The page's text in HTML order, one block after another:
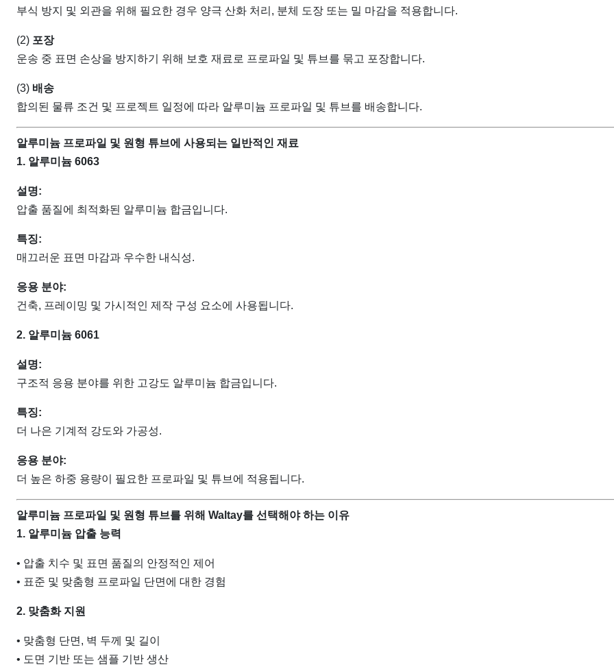
부식 방지 및 외관을 위해 필요한 경우 양극 산화 처리, 분체 도장 또는 밀 마감을 적용합니다.
(2) 포장
운송 중 표면 손상을 방지하기 위해 보호 재료로 프로파일 및 튜브를 묶고 포장합니다.
(3) 배송
합의된 물류 조건 및 프로젝트 일정에 따라 알루미늄 프로파일 및 튜브를 배송합니다.
알루미늄 프로파일 및 원형 튜브에 사용되는 일반적인 재료
1. 알루미늄 6063
설명:
압출 품질에 최적화된 알루미늄 합금입니다.
특징:
매끄러운 표면 마감과 우수한 내식성.
응용 분야:
건축, 프레이밍 및 가시적인 제작 구성 요소에 사용됩니다.
2. 알루미늄 6061
설명:
구조적 응용 분야를 위한 고강도 알루미늄 합금입니다.
특징:
더 나은 기계적 강도와 가공성.
응용 분야:
더 높은 하중 용량이 필요한 프로파일 및 튜브에 적용됩니다.
알루미늄 프로파일 및 원형 튜브를 위해 Waltay를 선택해야 하는 이유
1. 알루미늄 압출 능력
• 압출 치수 및 표면 품질의 안정적인 제어
• 표준 및 맞춤형 프로파일 단면에 대한 경험
2. 맞춤화 지원
• 맞춤형 단면, 벽 두께 및 길이
• 도면 기반 또는 샘플 기반 생산